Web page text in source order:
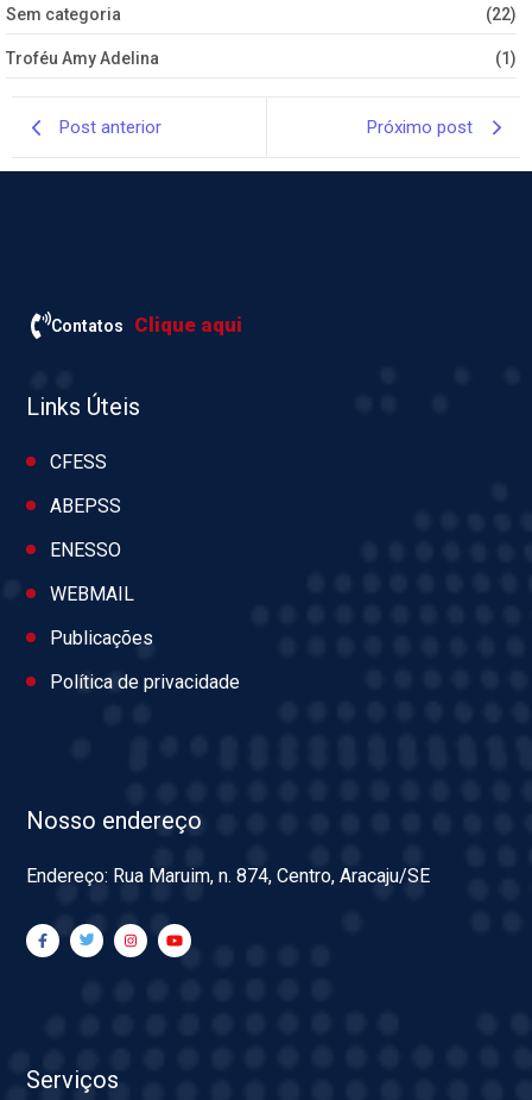
Sem categoria (22)
Troféu Amy Adelina (1)
Post anterior Próximo post
Contatos Clique aqui
Links Úteis
CFESS
ABEPSS
ENESSO
WEBMAIL
Publicações
Política de privacidade
Nosso endereço
Endereço: Rua Maruim, n. 874, Centro, Aracaju/SE
Serviços